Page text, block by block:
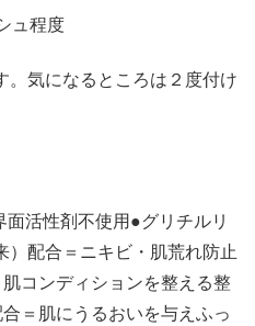
ュ程度
。気になるところは２度付け
活性剤不使用●グリチルリ
配合＝ニキビ・肌荒れ防止
コンディションを整える整
＝肌にうるおいを与えふっ